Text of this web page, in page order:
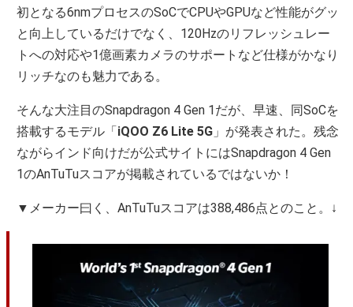
初となる6nmプロセスのSoCでCPUやGPUなど性能がグッ
と向上しているだけでなく、120Hzのリフレッシュレー
トへの対応や1億画素カメラのサポートなど仕様がかなり
リッチなのも魅力である。
そんな大注目のSnapdragon 4 Gen 1だが、早速、同SoCを
搭載するモデル「 iQOO Z6 Lite 5G 」が発表された。残念
ながらインド向けだが公式サイトにはSnapdragon 4 Gen
1のAnTuTuスコアが掲載されているではないか！
▼メーカー曰く、AnTuTuスコアは388,486点とのこと。↓